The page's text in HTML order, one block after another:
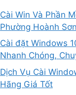
Cài Win Và Phần
Phường Hoành
Cài đặt Windows
Nhanh Chóng,
Dịch Vụ Cài
Hãng Giá Tốt